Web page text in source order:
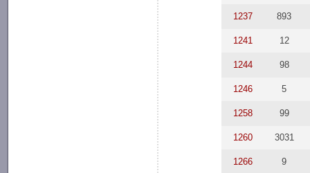
1237 893
1241 12
1244 98
1246 5
1258 99
1260 3031
1266 9